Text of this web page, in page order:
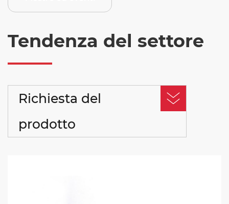
Tendenza del settore
Richiesta del
prodotto